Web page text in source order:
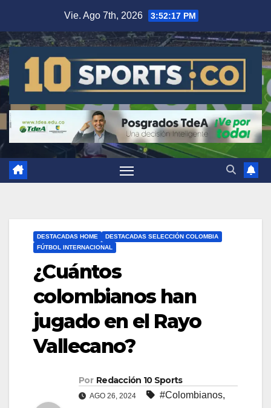
Vie. Ago 7th, 2026 3:52:18 PM
DESTACADAS HOME
DESTACADAS SELECCIÓN COLOMBIA
FÚTBOL INTERNACIONAL
¿Cuántos
colombianos han
jugado en el Rayo
Vallecano?
Por Redacción 10 Sports
AGO 26, 2024 #Colombianos,